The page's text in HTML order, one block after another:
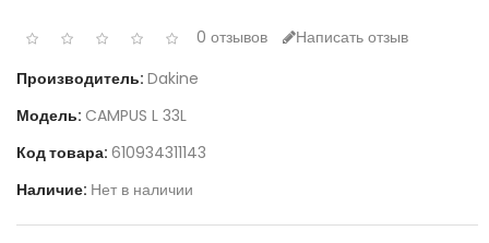
0 отзывов
Написать отзыв
Производитель: Dakine
Модель: CAMPUS L 33L
Код товара: 610934311143
Наличие: Нет в наличии